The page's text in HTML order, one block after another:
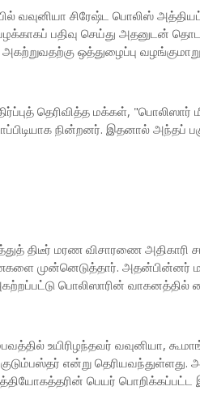
வவுனியா சிரேஷ்ட பொலிஸ்
பதிவு செய்து அதனுடன்
ஒத்துழைப்பு
தெரிவித்த மக்கள்,
நின்றனர். இதனால் அந்தப்
திடீர் மரண விசாரணை
முன்னெடுத்தார். அதன்பின்னர்
பொலிஸாரின்
உயிரிழந்தவர் வவுனியா,
என்று தெரியவந்துள்ளது.
பெயர் பொறிக்கப்பட்ட